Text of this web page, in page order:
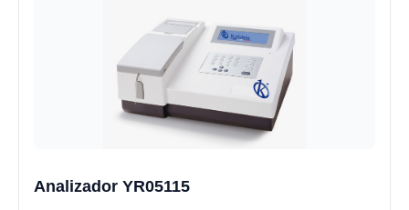
Analizador YR05115